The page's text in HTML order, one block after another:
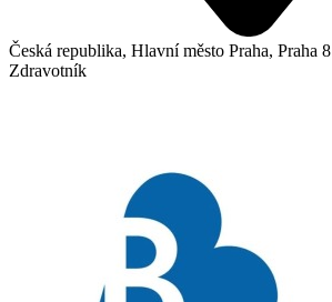
Česká republika, Hlavní město Praha, Praha 8
Zdravotník